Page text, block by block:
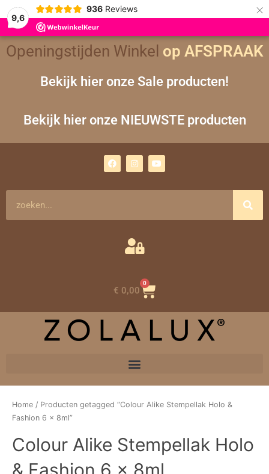
9,6
936 Reviews ×
Openingstijden Winkel op AFSPRAAK
Bekijk hier onze Sale producten!
Bekijk hier onze NIEUWSTE producten
a
c
n
s
m
o
u
€ 0,00
0
Winkelwagen
Home / Producten getagged “Colour Alike Stempellak Holo &
Fashion 6 x 8ml”
Colour Alike Stempellak Holo